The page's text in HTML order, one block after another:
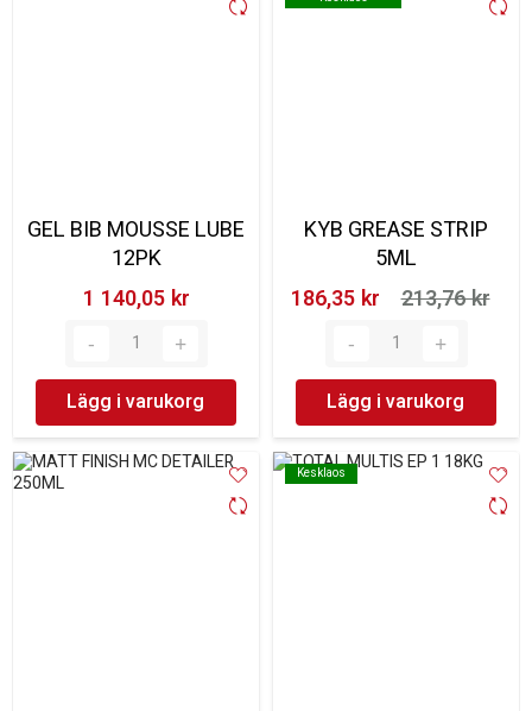
GEL BIB MOUSSE LUBE
12PK
1 140,05 kr‎
Lägg i varukorg
KYB GREASE STRIP
5ML
186,35 kr‎
213,76 kr‎
Lägg i varukorg
Kesklaos
Kesklaos